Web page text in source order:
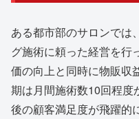
ある都市部のサロンでは
グ施術に頼った経営を行
価の向上と同時に物販収
期は月間施術数10回程度
後の顧客満足度が飛躍的